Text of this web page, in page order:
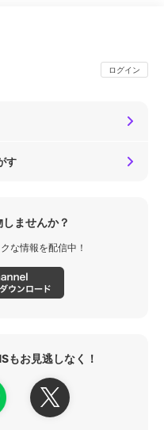
ログイン
す
ませんか？
な情報を配信中！
もお見逃しなく！